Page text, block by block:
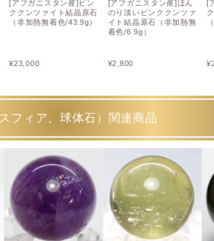
[アフガニスタン産]ピン
ククンツァイト結晶原石
（非加熱無着色/43.9g）
¥23,000
[アフガニスタン産]ほん
のり淡いピンククンツァ
イト結晶原石（非加熱無
着色/6.9g）
¥2,800
[
¥
フィア、球体石）関連商品